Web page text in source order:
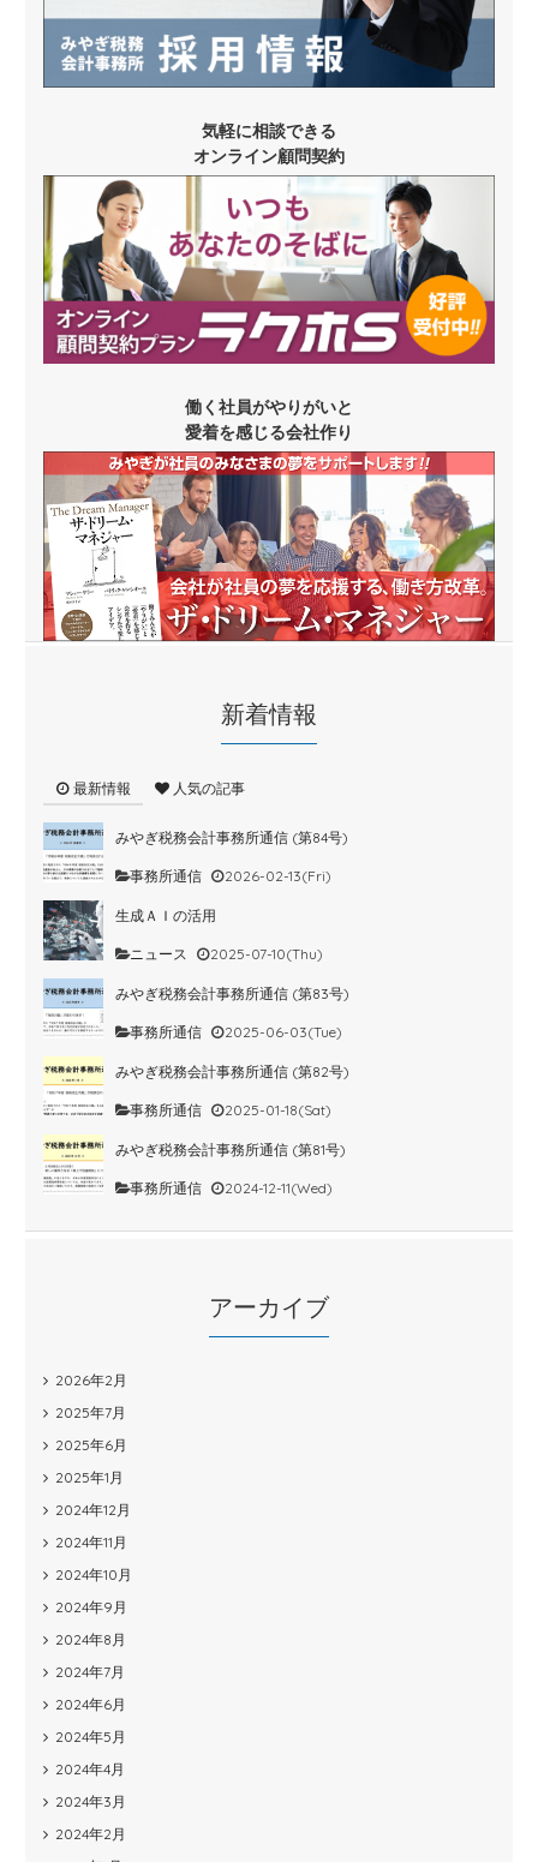
気軽に相談できる
オンライン顧問契約
働く社員がやりがいと
愛着を感じる会社作り
新着情報
最新情報 人気の記事
みやぎ税務会計事務所通信 (第84号)
事務所通信 2026-02-13(Fri)
生成ＡＩの活用
ニュース 2025-07-10(Thu)
みやぎ税務会計事務所通信 (第83号)
事務所通信 2025-06-03(Tue)
みやぎ税務会計事務所通信 (第82号)
事務所通信 2025-01-18(Sat)
みやぎ税務会計事務所通信 (第81号)
事務所通信 2024-12-11(Wed)
アーカイブ
2026年2月
2025年7月
2025年6月
2025年1月
2024年12月
2024年11月
2024年10月
2024年9月
2024年8月
2024年7月
2024年6月
2024年5月
2024年4月
2024年3月
2024年2月